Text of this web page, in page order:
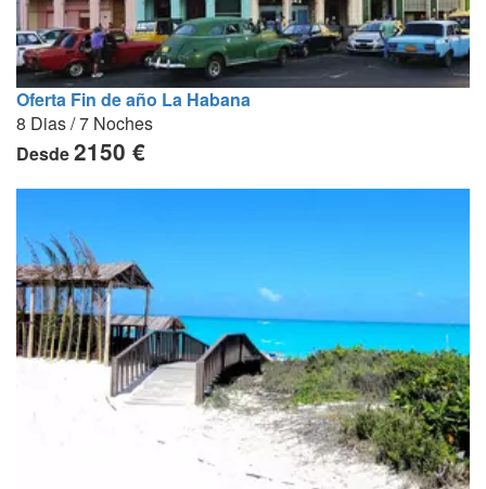
Oferta Fin de año La Habana
8 Dias / 7 Noches
Desde2150 €